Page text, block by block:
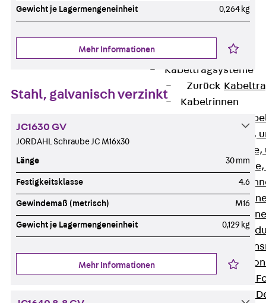
Ausbau
Zurück Ausbau
Produkte
Produkte
Kabeltragsysteme
Zurück
Kabelrinnen
R Kabelrinne,
RS
RG
RGM
RGS
RGL
RI
RIS
Kabelrinnen-
Kabelrinnen-
Gewicht je Lagermengeneinheit 0,264 kg
Mehr Informationen
Stahl, galvanisch verzinkt
JC1630 GV
JORDAHL Schraube JC M16x30
Länge 30 mm
Festigkeitsklasse 4.6
Gewindemaß (metrisch) M16
Gewicht je Lagermengeneinheit 0,129 kg
Mehr Informationen